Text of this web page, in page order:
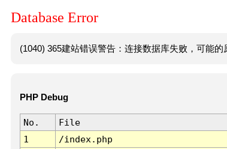
Database Error
(1040) 365建站错误警告：连接数据库失败，可能
PHP Debug
No. File
1
/index.php